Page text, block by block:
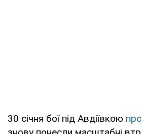
30 січня бої під Авдіївкою